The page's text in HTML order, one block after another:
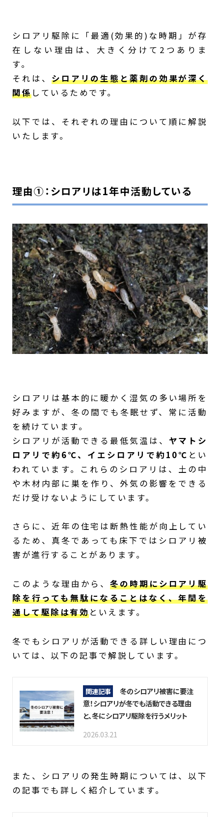
シロアリ駆除に「最適(効果的)な時期」が存
在しない理由は、大きく分けて2つありま
す。
それは、 シロアリの生態と薬剤の効果が深く
関係しているためです。
以下では、それぞれの理由について順に解説
いたします。
理由①：シロアリは1年中活動している
シロアリは基本的に暖かく湿気の多い場所を
好みますが、冬の間でも冬眠せず、常に活動
を続けています。
シロアリが活動できる最低気温は、 ヤマトシ
ロアリで約6℃、イエシロアリで約10℃ とい
われています。これらのシロアリは、土の中
や木材内部に巣を作り、外気の影響をできる
だけ受けないようにしています。
さらに、近年の住宅は断熱性能が向上してい
るため、真冬であっても床下ではシロアリ被
害が進行することがあります。
このような理由から、冬の時期にシロアリ駆
除を行っても無駄になることはなく、年間を
通して駆除は有効といえます。
冬でもシロアリが活動できる詳しい理由につ
いては、以下の記事で解説しています。
関連記事
冬のシロアリ被害に要注
意！シロアリが冬でも活動できる理由
と、冬にシロアリ駆除を行うメリット
2026.03.21
また、シロアリの発生時期については、以下
の記事でも詳しく紹介しています。